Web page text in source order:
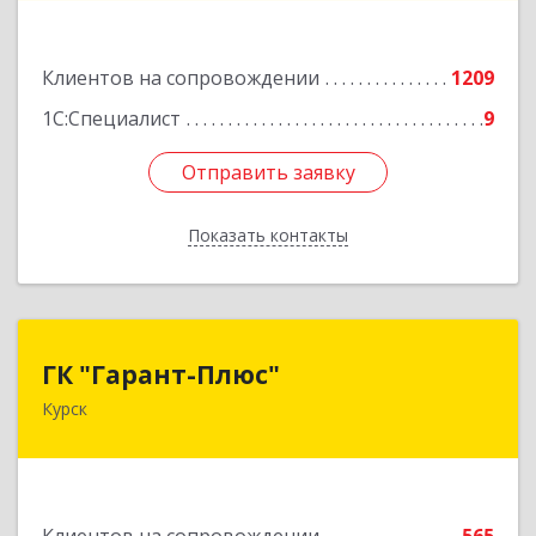
Клиентов на сопровождении
1209
1С:Специалист
9
Отправить заявку
Показать контакты
Отправить заявку
Назад
ГК "Гарант-Плюс"
Курск
305035, Курская обл, Курск г, Овечкина ул, дом